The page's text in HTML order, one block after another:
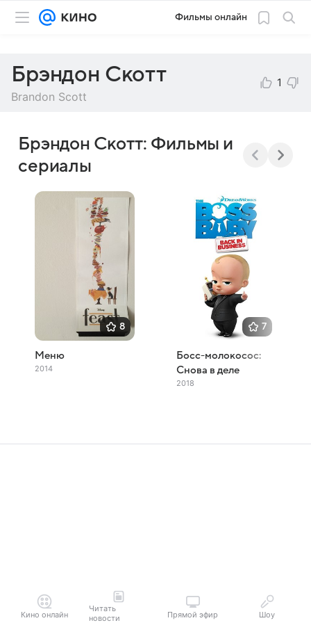
Фильмы онлайн
Брэндон Скотт
Brandon Scott
1
Брэндон Скотт: Фильмы и
сериалы
8
Меню
2014
7
Босс-молокосос:
Снова в деле
2018
Кино онлайн
Читать
новости
Прямой эфир Шоу